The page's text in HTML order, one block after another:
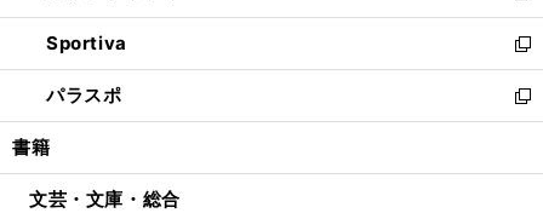
開
く
ン
ド
ウ
で
開
ウ
ィ
ン
ド
ウ
開
し
い
ウ
ィ
ン
ウ
Sportiva
新
し
い
ウ
ン
パラスポ
新
し
ウ
書籍
文芸・文庫・総合